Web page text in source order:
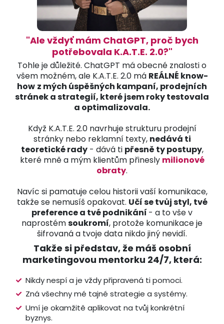
"Ale vždyť mám ChatGPT, proč bych
potřebovala K.A.T.E. 2.0?"
Tohle je důležité. ChatGPT má obecné znalosti o
všem možném, ale K.A.T.E. 2.0 má REÁLNÉ know-
how z mých úspěšných kampaní, prodejních
stránek a strategií, které jsem roky testovala
a optimalizovala.
Když K.A.T.E. 2.0 navrhuje strukturu prodejní
stránky nebo reklamní texty, nedává ti
teoretické rady- dává ti přesně ty postupy,
které mně a mým klientům přinesly milionové
obraty.
Navíc si pamatuje celou historii vaší komunikace,
takže se nemusíš opakovat. Učí se tvůj styl, tvé
preference a tvé podnikání - a to vše v
naprostémsoukromí, protože komunikace je
šifrovaná a tvoje data nikdo jiný nevidí.
Takže si představ, že máš osobní
marketingovou mentorku 24/7, která:
Nikdy nespí a je vždy připravená ti pomoci.
Zná všechny mé tajné strategie a systémy.
Umí je okamžitě aplikovat na tvůj konkrétní
byznys.